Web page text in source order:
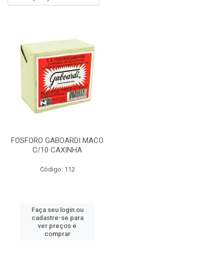
FOSFORO GABOARDI MACO
C/10 CAXINHA
Código: 112
Faça seu login ou
cadastre-se para
ver preços e
comprar